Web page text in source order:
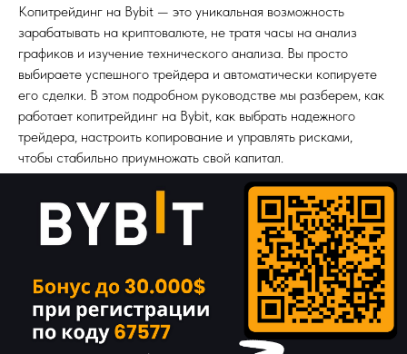
Копитрейдинг на Bybit — это уникальная возможность
зарабатывать на криптовалюте, не тратя часы на анализ
графиков и изучение технического анализа. Вы просто
выбираете успешного трейдера и автоматически копируете
его сделки. В этом подробном руководстве мы разберем, как
работает копитрейдинг на Bybit, как выбрать надежного
трейдера, настроить копирование и управлять рисками,
чтобы стабильно приумножать свой капитал.